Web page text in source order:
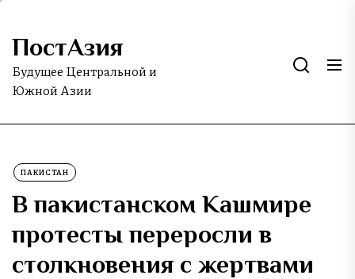
Skip
the
content
ПостАзия
Будущее Центральной и
Южной Азии
ПАКИСТАН
В пакистанском Кашмире
протесты переросли в
столкновения с жертвами